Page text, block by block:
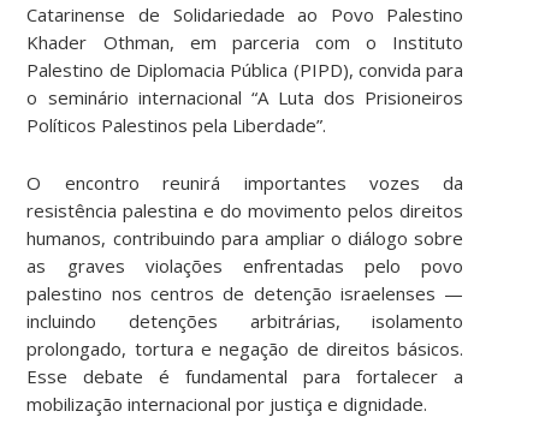
Catarinense de Solidariedade ao Povo Palestino
Khader Othman, em parceria com o Instituto
Palestino de Diplomacia Pública (PIPD), convida para
o seminário internacional “A Luta dos Prisioneiros
Políticos Palestinos pela Liberdade”.
O encontro reunirá importantes vozes da
resistência palestina e do movimento pelos direitos
humanos, contribuindo para ampliar o diálogo sobre
as graves violações enfrentadas pelo povo
palestino nos centros de detenção israelenses —
incluindo detenções arbitrárias, isolamento
prolongado, tortura e negação de direitos básicos.
Esse debate é fundamental para fortalecer a
mobilização internacional por justiça e dignidade.